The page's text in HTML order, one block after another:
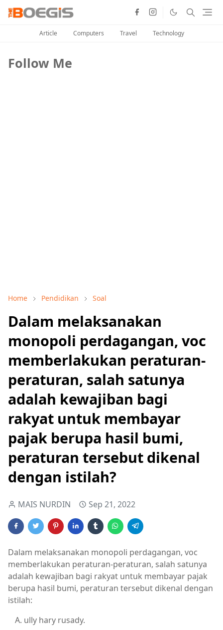
Article Computers Travel Technology
Follow Me
Home Pendidikan Soal
Dalam melaksanakan
monopoli perdagangan, voc
memberlakukan peraturan-
peraturan, salah satunya
adalah kewajiban bagi
rakyat untuk membayar
pajak berupa hasil bumi,
peraturan tersebut dikenal
dengan istilah?
MAIS NURDIN Sep 21, 2022
Dalam melaksanakan monopoli perdagangan, voc
memberlakukan peraturan-peraturan, salah satunya
adalah kewajiban bagi rakyat untuk membayar pajak
berupa hasil bumi, peraturan tersebut dikenal dengan
istilah:
ully hary rusady.